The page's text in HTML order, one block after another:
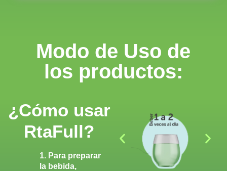
Modo de Uso de
los productos:
¿Cómo usar
RtaFull?​
1. Para preparar
la bebida,